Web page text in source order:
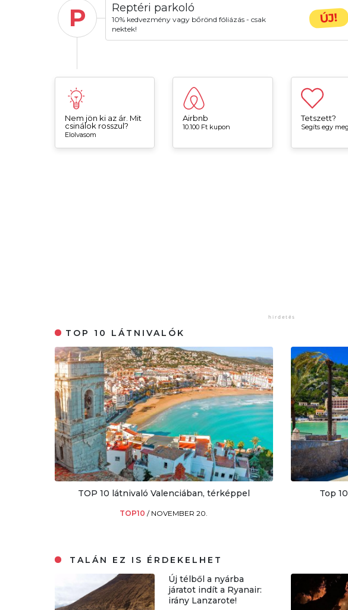
P Reptéri parkoló
10% kedvezmény vagy bőrönd fóliázás - csak
nektek!
ÚJ!
Nem jön ki az ár. Mit
csinálok rosszul?
Elolvasom
Airbnb
10.100 Ft kupon
Tetszett?
Segíts egy
TOP 10 LÁTNIVALÓK
TOP 10 látnivaló Valenciában, térképpel
TOP10/ NOVEMBER 20.
Top
TALÁN EZ IS ÉRDEKELHET
Új télből a nyárba
járatot indít a Ryanair:
irány Lanzarote!